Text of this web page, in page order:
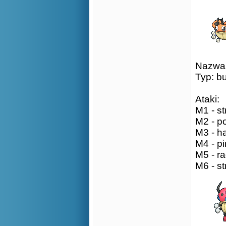
Typ:
Ataki:
M1 -
M2 -
M3 -
M4 -
M5 -
M6 -